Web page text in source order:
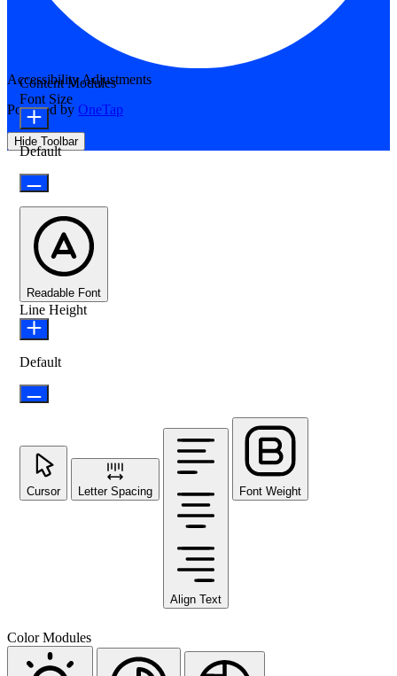
Accessibility Adjustments
Powered by OneTap
Hide Toolbar
Content Modules
Font Size
Default
Readable Font
Line Height
Default
Cursor Letter Spacing
Align Text
Font Weight
Color Modules